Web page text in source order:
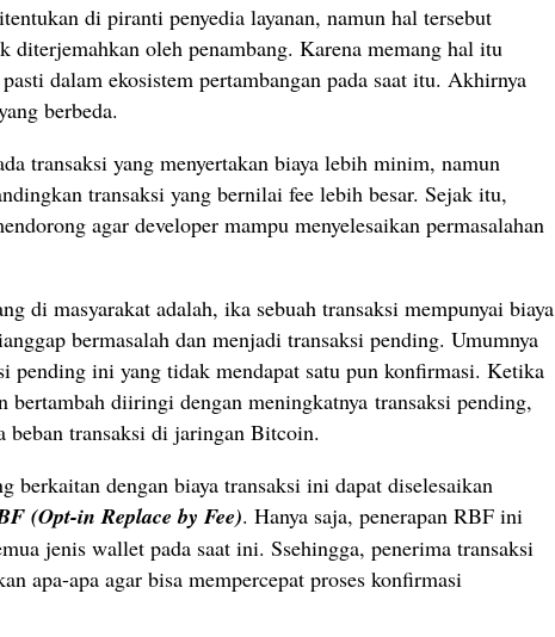
di piranti penyedia layanan, namun hal tersebut
diterjemahkan oleh penambang. Karena memang hal itu
dalam ekosistem pertambangan pada saat itu. Akhirnya
berbeda.
transaksi yang menyertakan biaya lebih minim, namun
transaksi yang bernilai fee lebih besar. Sejak itu,
agar developer mampu menyelesaikan permasalahan
di masyarakat adalah, ika sebuah transaksi mempunyai biaya
bermasalah dan menjadi transaksi pending. Umumnya
pending ini yang tidak mendapat satu pun konfirmasi. Ketika
bertambah diiringi dengan meningkatnya transaksi pending,
beban transaksi di jaringan Bitcoin.
berkaitan dengan biaya transaksi ini dapat diselesaikan
(Opt-in Replace by Fee). Hanya saja, penerapan RBF ini
jenis wallet pada saat ini. Ssehingga, penerima transaksi
apa-apa agar bisa mempercepat proses konfirmasi